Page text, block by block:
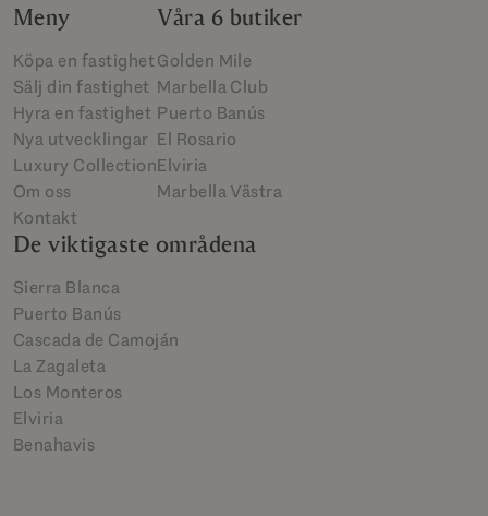
Meny
Köpa en fastighet
Sälj din fastighet
Hyra en fastighet
Nya utvecklingar
Luxury Collection
Om oss
Kontakt
Våra 6 butiker
Golden Mile
Marbella Club
Puerto Banús
El Rosario
Elviria
Marbella Västra
De viktigaste områdena
Sierra Blanca
Puerto Banús
Cascada de Camoján
La Zagaleta
Los Monteros
Elviria
Benahavis